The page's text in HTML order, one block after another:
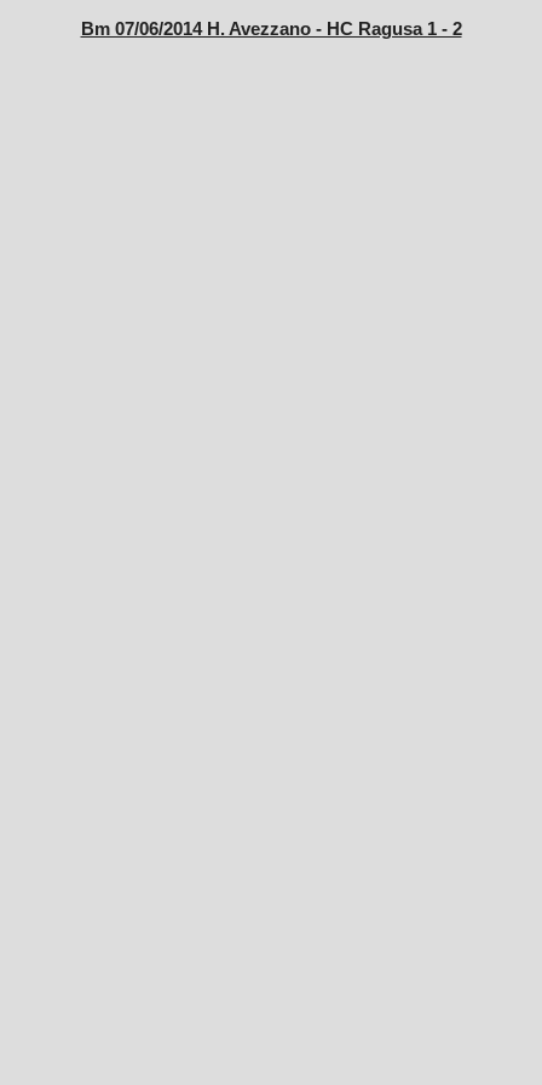
Bm 07/06/2014 H. Avezzano - HC Ragusa 1 - 2